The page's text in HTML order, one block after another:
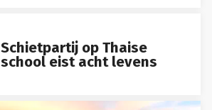
Schietpartij op Thaise
school eist acht levens